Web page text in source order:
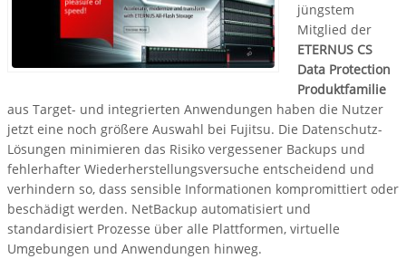
jüngstem
Mitglied der
ETERNUS CS
Data Protection
Produktfamilie
aus Target- und integrierten Anwendungen haben die Nutzer
jetzt eine noch größere Auswahl bei Fujitsu. Die Datenschutz-
Lösungen minimieren das Risiko vergessener Backups und
fehlerhafter Wiederherstellungsversuche entscheidend und
verhindern so, dass sensible Informationen kompromittiert oder
beschädigt werden. NetBackup automatisiert und
standardisiert Prozesse über alle Plattformen, virtuelle
Umgebungen und Anwendungen hinweg.